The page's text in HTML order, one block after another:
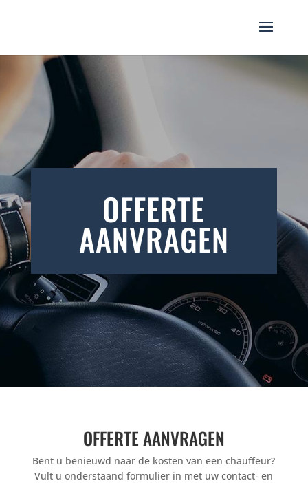
OFFERTE
AANVRAGEN
OFFERTE AANVRAGEN
Bent u benieuwd naar de kosten van een chauffeur?
Vult u onderstaand formulier in met uw contact- en